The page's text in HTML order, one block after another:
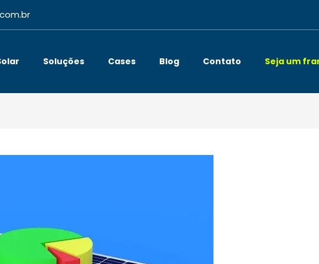
Soluções Cases Blog Contato Seja um